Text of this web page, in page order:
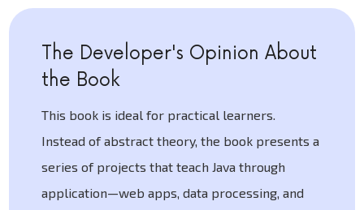
The Developer's Opinion About
the Book
This book is ideal for practical learners.
Instead of abstract theory, the book presents a
series of projects that teach Java through
application—web apps, data processing, and